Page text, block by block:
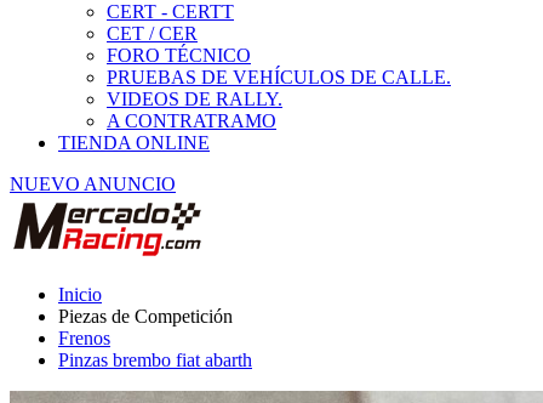
CERT - CERTT
CET / CER
FORO TÉCNICO
PRUEBAS DE VEHÍCULOS DE CALLE.
VIDEOS DE RALLY.
A CONTRATRAMO
TIENDA ONLINE
NUEVO ANUNCIO
Inicio
Piezas de Competición
Frenos
Pinzas brembo fiat abarth